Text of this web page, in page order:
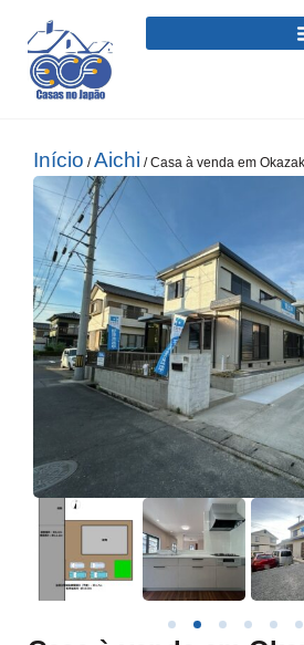
Início /Aichi / Casa à venda em